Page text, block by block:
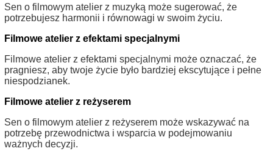
Sen o filmowym atelier z muzyką może sugerować, że
potrzebujesz harmonii i równowagi w swoim życiu.
Filmowe atelier z efektami specjalnymi
Filmowe atelier z efektami specjalnymi może oznaczać, że
pragniesz, aby twoje życie było bardziej ekscytujące i pełne
niespodzianek.
Filmowe atelier z reżyserem
Sen o filmowym atelier z reżyserem może wskazywać na
potrzebę przewodnictwa i wsparcia w podejmowaniu
ważnych decyzji.